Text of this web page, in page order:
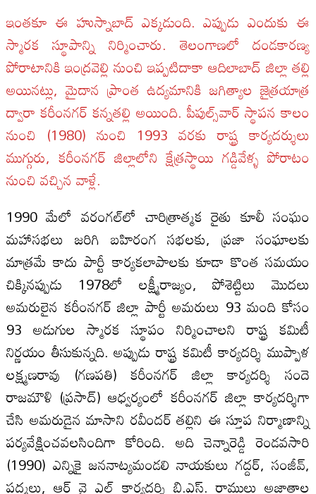
ఇంతకూ ఈ హుస్నాబాద్‌ ఎక్కడుంది. ఎప్పుడు ఎందుకు ఈ
స్మారక స్థూపాన్ని నిర్మించారు. తెలంగాణలో దండకారణ్య
పోరాటానికి ఇంద్రవెల్లి నుంచి ఇప్పటిదాకా ఆదిలాబాద్‌ జిల్లా తల్లి
అయినట్లు, మైదాన ప్రాంత ఉద్యమానికి జగిత్యాల జైత్రయాత్ర
ద్వారా కరీంనగర్‌ కన్నతల్లి అయింది. పీపుల్స్‌వార్‌ స్థాపన కాలం
నుంచి (1980) నుంచి 1993 వరకు రాష్ట్ర కార్యదర్శులు
ముగ్గురు, కరీంనగర్‌ జిల్లాలోని క్షేత్రస్థాయి గడ్డివేళ్ళ పోరాటం
నుంచి వచ్చిన వాళ్లే.
1990 మేలో వరంగల్‌లో చారిత్రాత్మక రైతు కూలీ సంఘం
మహాసభలు జరిగి బహిరంగ సభలకు, ప్రజా సంఘాలకు
మాత్రమే కాదు పార్టీ కార్యకలాపాలకు కూడా కొంత సమయం
చిక్కినప్పుడు 1978లో లక్ష్మీరాజ్యం, పోశెట్టిలు మొదలు
అమరులైన కరీంనగర్‌ జిల్లా పార్టీ అమరులు 93 మంది కోసం
93 అడుగుల స్మారక స్థూపం నిర్మించాలని రాష్ట్ర కమిటీ
నిర్ణయం తీసుకున్నది. అప్పుడు రాష్ట్ర కమిటీ కార్యదర్శి ముప్పాళ
లక్ష్మణరావు (గణపతి) కరీంనగర్‌ జిల్లా కార్యదర్శి సందె
రాజమౌళి (ప్రసాద్‌) ఆధ్వర్యంలో కరీంనగర్‌ జిల్లా కార్యదర్శిగా
చేసి అమరుడైన మాసాని రవీందర్‌ తల్లిని ఈ స్తూప నిర్మాణాన్ని
పర్యవేక్షించవలసిందిగా కోరింది. అది చెన్నారెడ్డి రెండవసారి
(1990) ఎన్నికై జననాట్యమండలి నాయకులు గద్దర్‌, సంజీవ్‌,
పద్మలు, ఆర్‌ వై ఎల్‌ కార్యదర్శి బి.ఎస్‌. రాములు అజ్ఞాతాల